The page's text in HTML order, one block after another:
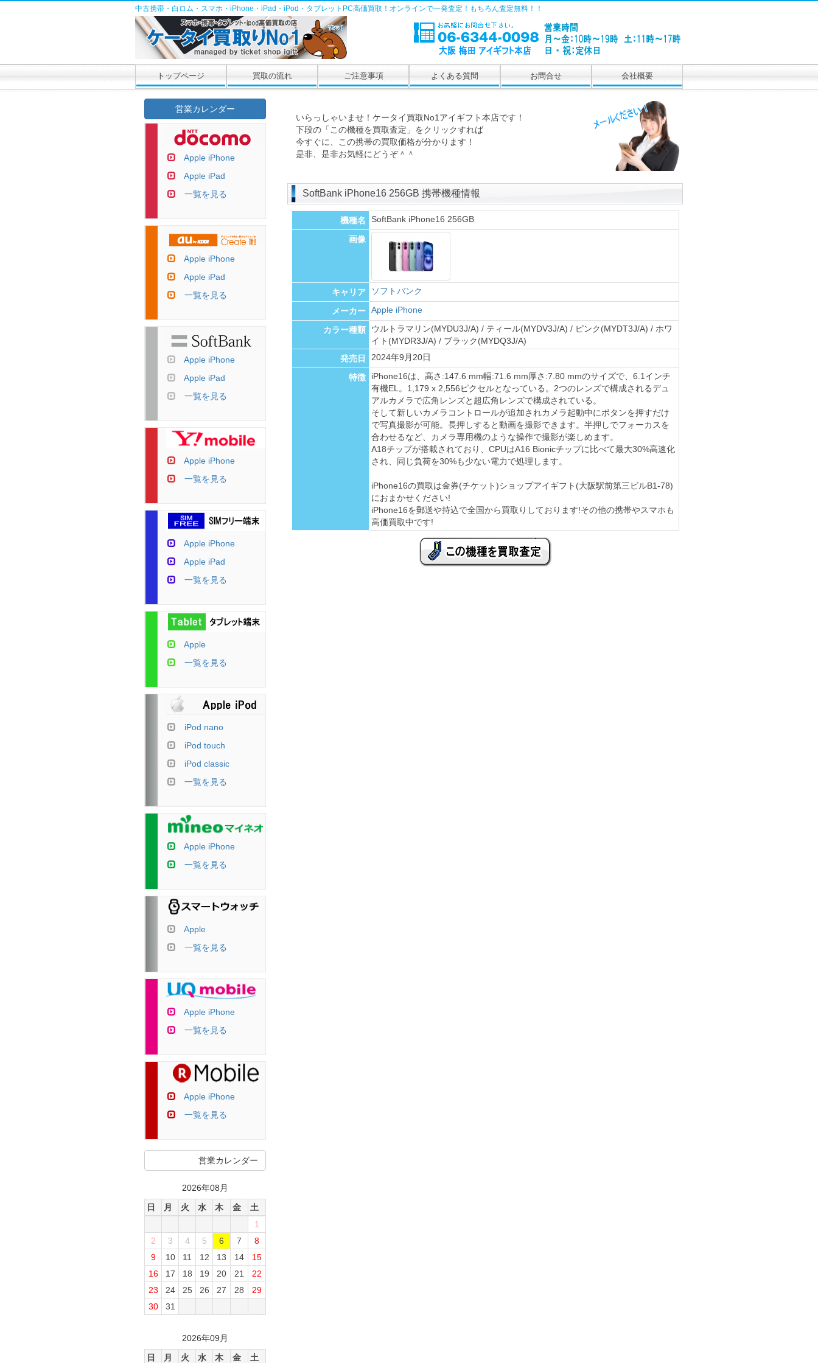
中古携帯・白ロム・スマホ・iPhone・iPad・iPod・タブレットPC高価買取！オンラインで一発査定！もちろん査定無料！！
トップページ 買取の流れ ご注意事項 よくある質問 お問合せ 会社概要
いらっしゃいませ！ケータイ買取No1アイギフト本店です！
下段の「この機種を買取査定」をクリックすれば
今すぐに、この携帯の買取価格が分かります！
是非、是非お気軽にどうぞ＾＾
SoftBank iPhone16 256GB 携帯機種情報
機種名 SoftBank iPhone16 256GB
画像
キャリア ソフトバンク
メーカー Apple iPhone
カラー種類
ウルトラマリン(MYDU3J/A) / ティール(MYDV3J/A) / ピンク(MYDT3J/A) / ホワ
イト(MYDR3J/A) / ブラック(MYDQ3J/A)
発売日
2024年9月20日
特徴
iPhone16は、高さ:147.6 mm幅:71.6 mm厚さ:7.80 mmのサイズで、6.1インチ
有機EL。1,179 x 2,556ピクセルとなっている。2つのレンズで構成されるデュ
アルカメラで広角レンズと超広角レンズで構成されている。
そして新しいカメラコントロールが追加されカメラ起動中にボタンを押すだけ
で写真撮影が可能。長押しすると動画を撮影できます。半押しでフォーカスを
合わせるなど、カメラ専用機のような操作で撮影が楽しめます。
A18チップが搭載されており、CPUはA16 Bionicチップに比べて最大30%高速化
され、同じ負荷を30%も少ない電力で処理します。
iPhone16の買取は金券(チケット)ショップアイギフト(大阪駅前第三ビルB1-78)
におまかせください!
iPhone16を郵送や持込で全国から買取りしております!その他の携帯やスマホも
高価買取中です!
営業カレンダー
Apple iPhone
Apple iPad
一覧を見る
Apple iPhone
Apple iPad
一覧を見る
Apple iPhone
Apple iPad
一覧を見る
Apple iPhone
一覧を見る
Apple iPhone
Apple iPad
一覧を見る
Apple
一覧を見る
iPod nano
iPod touch
iPod classic
一覧を見る
Apple iPhone
一覧を見る
Apple
一覧を見る
Apple iPhone
一覧を見る
Apple iPhone
一覧を見る
営業カレンダー
2026年08月
日
月 火 水 木 金
土
1
2
3 4 5 6 7
8
9
10 11 12 13 14
15
16
17 18 19 20 21
22
23
24 25 26 27 28
29
30
31
2026年09月
日
月 火 水 木 金 土